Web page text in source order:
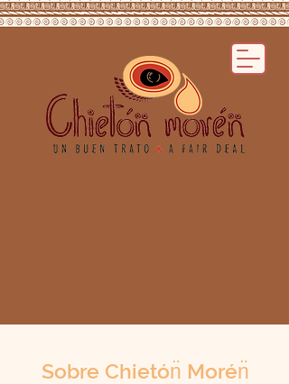
Sobre Chietón̈ Morén̈